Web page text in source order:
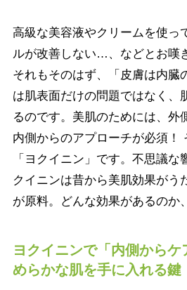
高級な美容液やクリームを使っ
ルが改善しない…、などとお嘆
それもそのはず、「皮膚は内臓
は肌表面だけの問題ではなく、
るのです。美肌のためには、外
内側からのアプローチが必須！
「ヨクイニン」です。不思議な
クイニンは昔から美肌効果がう
が原料。どんな効果があるのか
ヨクイニンで「内側から
めらかな肌を手に入れる鍵